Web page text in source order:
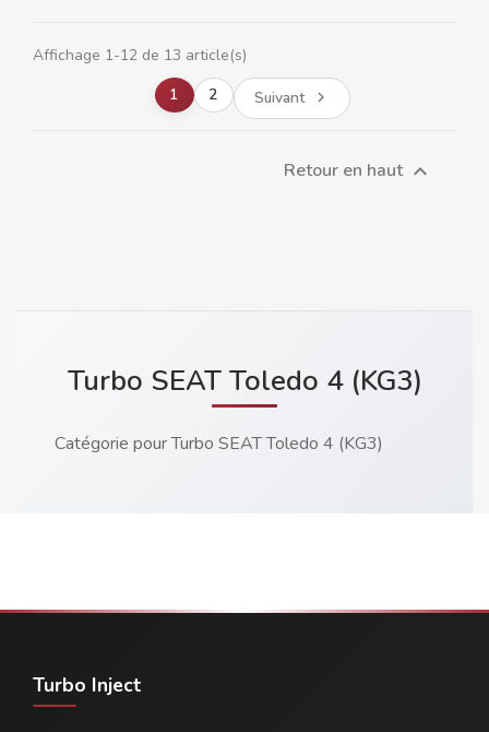
Affichage 1-12 de 13 article(s)
1
2 Suivant 
Retour en haut 
Turbo SEAT Toledo 4 (KG3)
Catégorie pour Turbo SEAT Toledo 4 (KG3)
Turbo Inject